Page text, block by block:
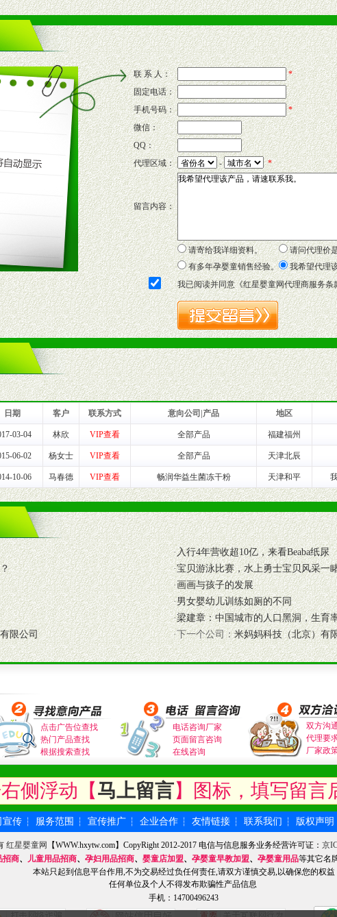
销售渠道。
域的流通渠道，孕婴童渠道，医药渠道并为之提供配送服务。
入意识和配合意识。
度。
者的新需求及适应市场变化。
宣传画、三折页及宣传礼品全面配赠，免费提供软硬性平面广告、电台广
全套合法经营手续，采取统一底价供货、严格保证区域市场独占，杜绝串货
执证明复印件，财务以帐单，税务发票，产品质量报告检测单，产品批号；
取方案，专家顾问团提供专柜、社区、HS、名人营销等各种模式市场实战操
，年终完成任务返利。
服务，提供企划、咨询、培训等企业售后服务。
货保障制度，使经销商市场操作全程无忧。
养品或保健食品相关渠道者。
良好的商业道德，良好的商誉，良好的市场网络的公司及销售自然人。
统一最低零售价销售，保证良性的价格体系，保证均衡的利润体系。
商业信誉，具备地理区位优势。
窜货。
业营养师、儿童营养专家为客户提供包括销售、营养、售后服务等各项专业培
手册、VI手册、专柜、POP终端宣传物料、多样化的促销物品、礼品等。
经销商提供活动策划，物料支持、人员支持等。媒体宣传支持
目录等全国性投放，扩大产品体宣传支持
目录等全国性投放，扩大产品宣传，提高产品美誉度。
垄断性经营权益。
商销售情况派人员驻地指导。
相应的政策，充分保证经销产品丰厚的利润空间和市场经营的高额回报。
保证经销商合作零风险。
活动来帮助经销商启动和拉动市场销售，提供终端物料及宣传促销用品的支
融入公司经营中，充分了解来自公司的行销计划，产品的发展，以及行业市场
全、高效和准确的后勤配送物。
善母婴、儿童产品品类，为中国妈妈、宝宝提供完善的营养健康产品和宣传
务。
方式与我公司相关负责人取得联系。
后需详细阅读公司有关制度以及合作加盟流程。
察，合作洽谈。
联 系 人：
*
固定电话：
手机号码：
*
微信：
QQ：
代理区域：
- *
留言内容：
请寄给我详细资料。
请问代理价
有多年孕婴童销售经验。
我希望代理
我已阅读并同意《红星婴童网代理商服务条
日期 客户 联系方式 意向公司|产品 地区
03-04 林欣 VIP查看 全部产品 福建福州
06-02 杨女士 VIP查看 全部产品 天津北辰
10-06 马春德 VIP查看 畅润华益生菌冻干粉 天津和平
·入行4年营收超10亿，来看Beaba纸尿
·宝贝游泳比赛，水上勇士宝贝风采一
·画画与孩子的发展
·男女婴幼儿训练如厕的不同
·梁建章：中国城市的人口黑洞，生育
限公司 ·下一个公司：米妈妈科技（北京）有
点击广告位查找
热门产品查找
根据搜索查找
电话咨询厂家
页面留言咨询
在线咨询
双方沟
代理要
厂家政
侧浮动【马上留言】图标，填写留言
宣传 ┆ 服务范围 ┆ 宣传推广 ┆ 企业合作 ┆ 友情链接 ┆ 联系我们 ┆ 版权声明
红星婴童网 【WWW.hxytw.com】CopyRight 2012-2017 电信与信息服务业务经营许可证： 京
招商、 儿童用品招商、 孕妇用品招商、 婴童店加盟、 孕婴童早教加盟、 孕婴童用品等其它名
本站只起到信息平台作用,不为交易经过负任何责任,请双方谨慎交易,以确保您的权益
任何单位及个人不得发布欺骗性产品信息
手机：14700496243